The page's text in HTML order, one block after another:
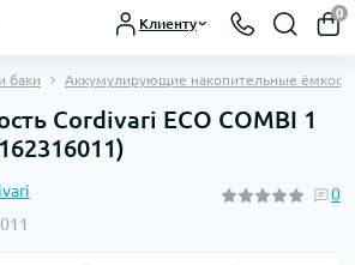
Клиенту
0
баки Аккумулирующие накопительные
Cordivari ECO COMBI 1
0